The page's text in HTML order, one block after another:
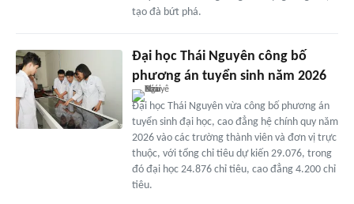
tạo đà bứt phá.
Đại học Thái Nguyên công bố
phương án tuyển sinh năm 2026
Đại học Thái Nguyên vừa công bố phương án
tuyển sinh đại học, cao đẳng hệ chính quy năm
2026 vào các trường thành viên và đơn vị trực
thuộc, với tổng chỉ tiêu dự kiến 29.076, trong
đó đại học 24.876 chỉ tiêu, cao đẳng 4.200 chỉ
tiêu.